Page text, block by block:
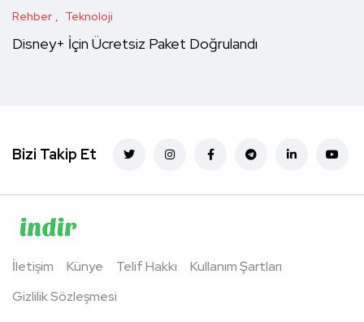
Rehber Teknoloji
Disney+ İçin Ücretsiz Paket Doğrulandı
Bizi Takip Et
İletişim Künye Telif Hakkı
Kullanım Şartları
Gizlilik Sözleşmesi